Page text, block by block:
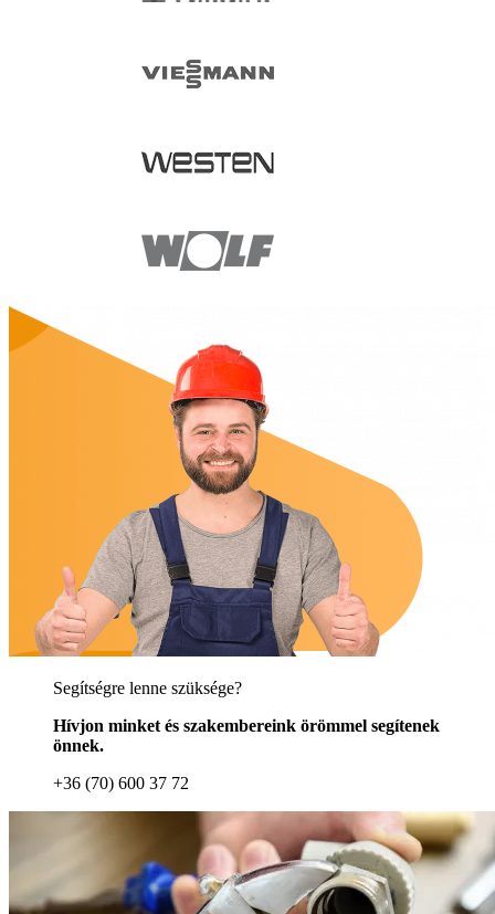
Segítségre lenne szüksége?
Hívjon minket és szakembereink örömmel segítenek
önnek.
+36 (70) 600 37 72